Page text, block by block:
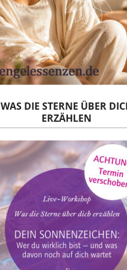
WAS DIE STERNE ÜBER
ERZÄHLEN